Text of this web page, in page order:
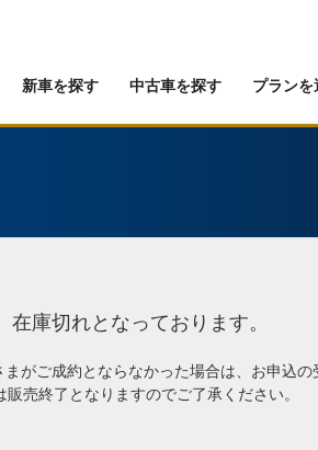
新車を探す 中古車を探す プラン
在庫切れとなっております。
がご成約とならなかった場合は、お申込の
売終了となりますのでご了承ください。